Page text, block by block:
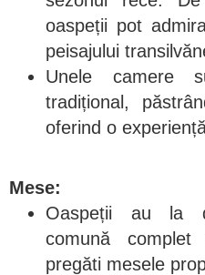
oaspeții pot
peisajului
Unele camere
tradițional,
oferind o
Mese:
Oaspeții au la
comună
pregăti mesele